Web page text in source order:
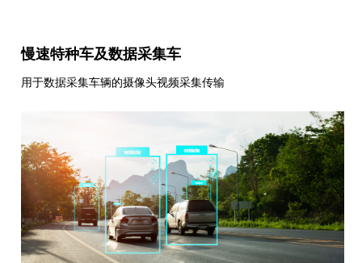
慢速特种车及数据采集车
用于数据采集车辆的摄像头视频采集传输